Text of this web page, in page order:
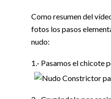
Como resumen del
fotos los pasos
nudo:
1.- Pasamos el chicote